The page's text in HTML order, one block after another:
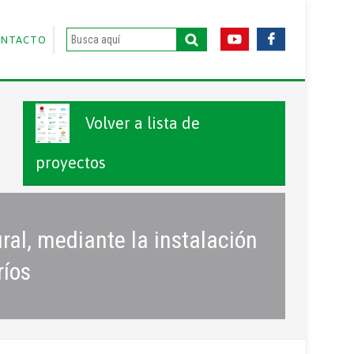
Volver a lista de
proyectos
mediante la instalación